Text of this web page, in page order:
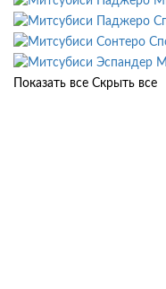
Показать все Скрыть все